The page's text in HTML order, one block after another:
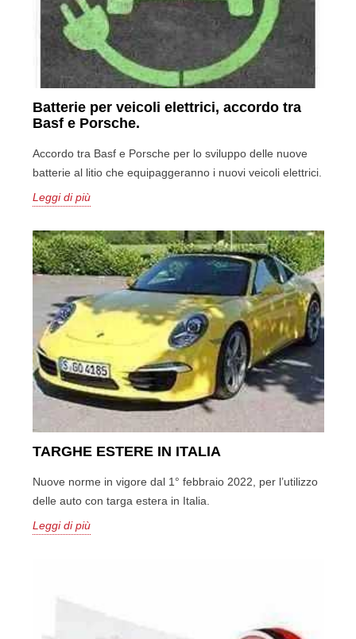
Batterie per veicoli elettrici, accordo tra
Basf e Porsche.
Accordo tra Basf e Porsche per lo sviluppo delle nuove
batterie al litio che equipaggeranno i nuovi veicoli elettrici.
Leggi di più
TARGHE ESTERE IN ITALIA
Nuove norme in vigore dal 1° febbraio 2022, per l’utilizzo
delle auto con targa estera in Italia.
Leggi di più